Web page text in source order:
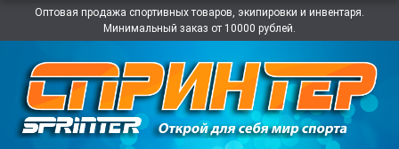
Оптовая продажа спортивных товаров, экипировки и инвентаря.
Минимальный заказ от 10000 рублей.